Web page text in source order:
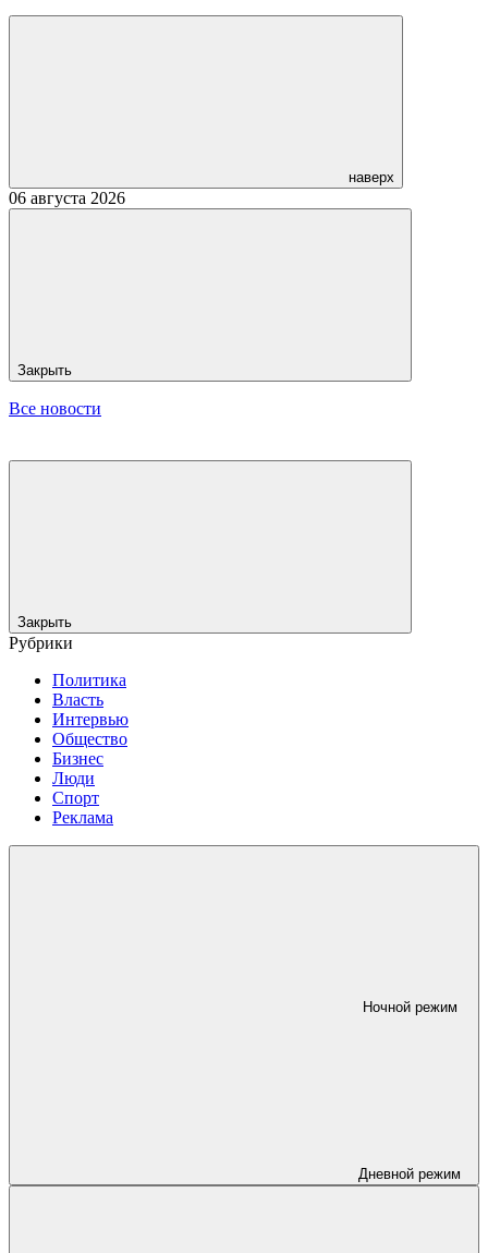
наверх
06 августа 2026
Закрыть
Все новости
Закрыть
Рубрики
Политика
Власть
Интервью
Общество
Бизнес
Люди
Спорт
Реклама
Ночной режим
Дневной режим